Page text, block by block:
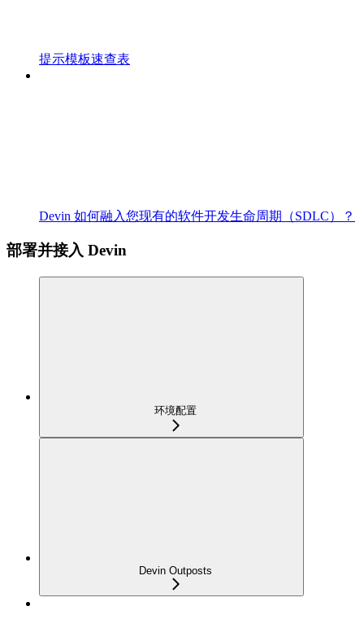
提示模板速查表
Devin 如何融入您现有的软件开发生命周期（SDLC）？
部署并接入 Devin
环境配置
Devin Outposts